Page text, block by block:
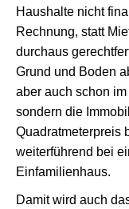
Haushalte nicht
Rechnung, statt
durchaus
Grund und Boden
aber auch schon
sondern die
Quadratmeterpreis
weiterführend bei
Einfamilienhaus.
Damit wird auch